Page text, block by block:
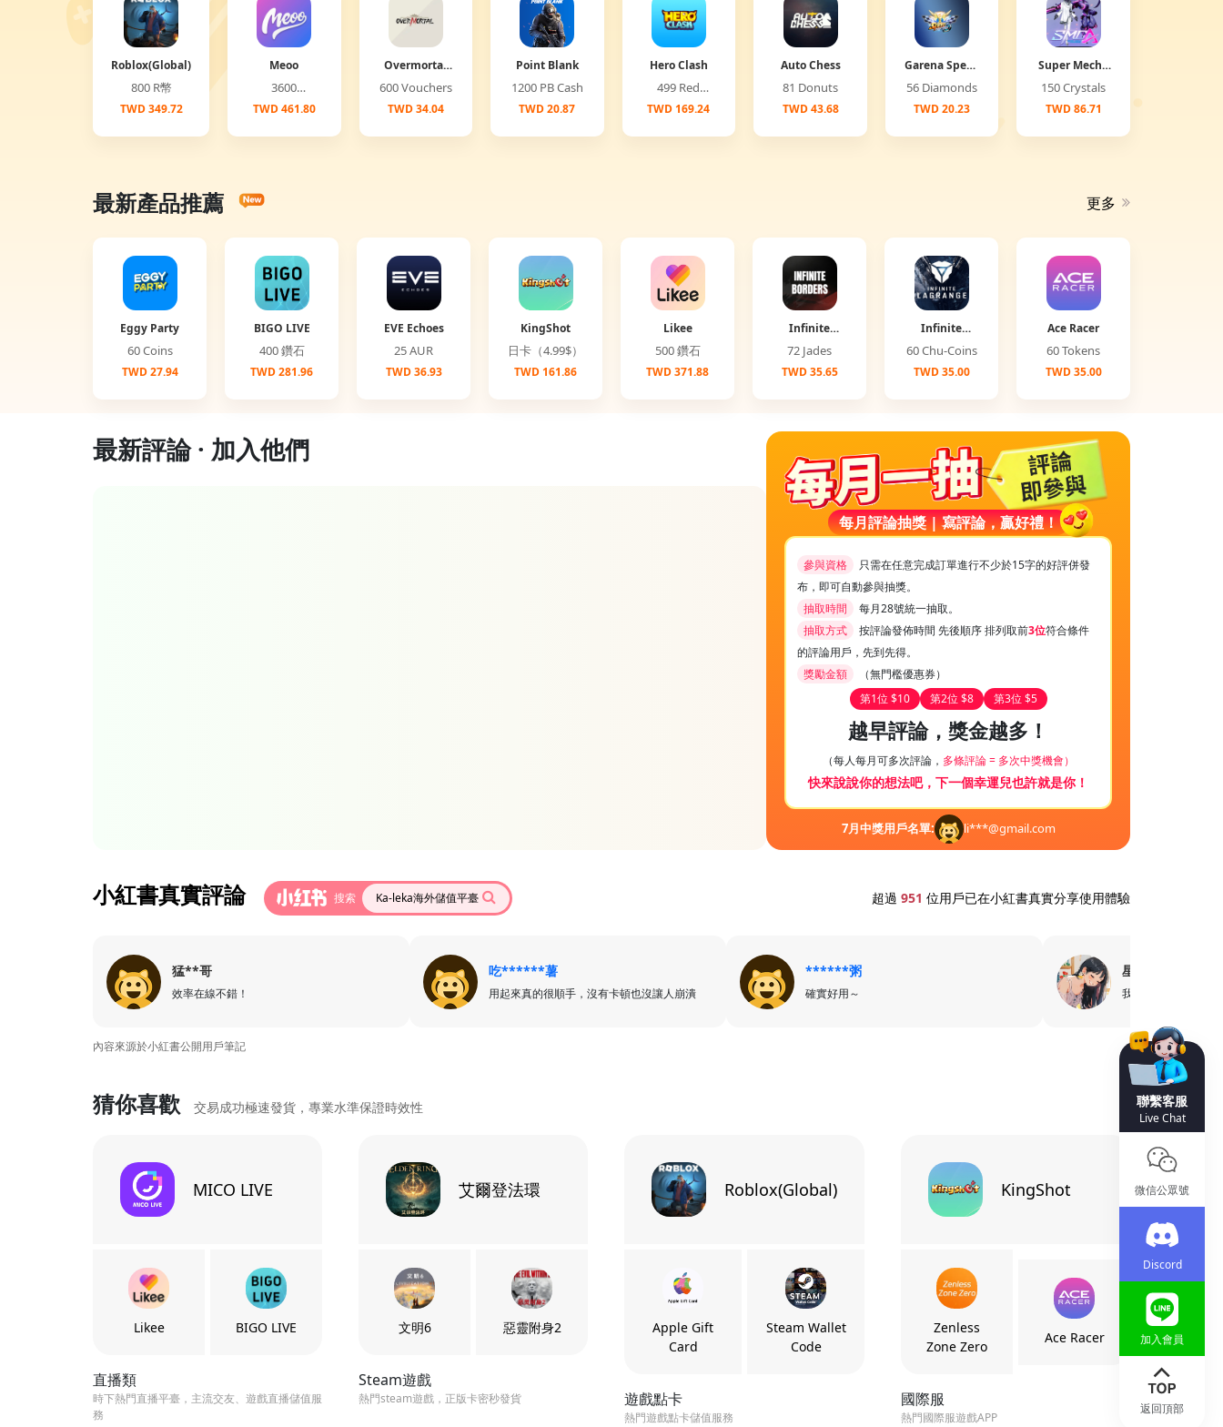
Roblox(Global)
800 R幣
TWD 349.72
Meoo
3600
Diamonds
TWD 461.80
Overmortal
(Global)
600 Vouchers
TWD 34.04
Point Blank
1200 PB Cash
TWD 20.87
Hero Clash
499 Red
Diamonds
TWD 169.24
Auto Chess
81 Donuts
TWD 43.68
Garena Speed
Drifter
56 Diamonds
TWD 20.23
Super Mecha
Champions
150 Crystals
TWD 86.71
最新產品推薦 更多
Eggy Party
60 Coins
TWD 27.94
BIGO LIVE
400 鑽石
TWD 281.96
EVE Echoes
25 AUR
TWD 36.93
KingShot
日卡（4.99$）
TWD 161.86
Likee
500 鑽石
TWD 371.88
Infinite
Borders
72 Jades
TWD 35.65
Infinite
Lagrange
60 Chu-Coins
TWD 35.00
Ace Racer
60 Tokens
TWD 35.00
最新評論 · 加入他們
每月評論抽獎 | 寫評論，贏好禮！
參與資格
只需在任意完成訂單進行不少於15字的好評併發
布，即可自動參與抽獎。
抽取時間
每月28號統一抽取。
抽取方式
按評論發佈時間 先後順序 排列取前3位符合條件
的評論用戶，先到先得。
獎勵金額
（無門檻優惠券）
第1位 $10
第2位 $8 第3位 $5
越早評論，獎金越多！
（每人每月可多次評論， 多條評論 = 多次中獎機會）
快來說說你的想法吧，下一個幸運兒也許就是你！
7
7月中獎用戶名單: li***@gmail.com
小紅書真實評論 搜索 Ka-leka海外儲值平臺 超過 951 位用戶已在小紅書真實分享使用體驗
猛**哥
效率在線不錯！
吃******薯
用起來真的很順手，沒有卡頓也沒讓人崩潰
******粥
確實好用～
星***7
我只用卡樂卡
內容來源於小紅書公開用戶筆記
猜你喜歡 交易成功極速發貨，專業水準保證時效性
MICO LIVE
Likee BIGO LIVE
直播類
時下熱門直播平臺，主流交友、遊戲直播儲值服
務
艾爾登法環
文明6 惡靈附身2
Steam遊戲
熱門steam遊戲，正版卡密秒發貨
Roblox(Global)
Apple Gift
Card
Steam Wallet
Code
遊戲點卡
熱門遊戲點卡儲值服務
KingShot
Zenless
Zone Zero
Ace Racer
國際服
熱門國際服遊戲APP
聯繫客服
Live Chat
微信公眾號
Discord
加入會員
返回頂部